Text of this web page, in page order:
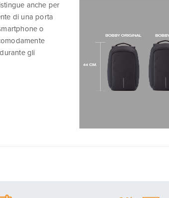
anche per
di una porta
o
gli